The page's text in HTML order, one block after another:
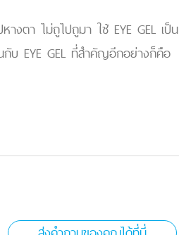
างตา ไม่ถูไปถูมา ใช้ EYE GEL เป็น
กับ EYE GEL ที่สำคัญอีกอย่างก็คือ